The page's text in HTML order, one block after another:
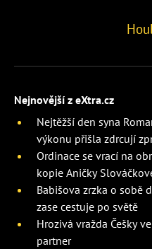
Nejnovější z eXtra.cz
Nejtěžší den syna
výkonu přišla zdrcují
Ordinace se vrací na
kopie Aničky
Babišova zrzka o sobě
zase cestuje po světě
Hrozivá vražda Češky
partner